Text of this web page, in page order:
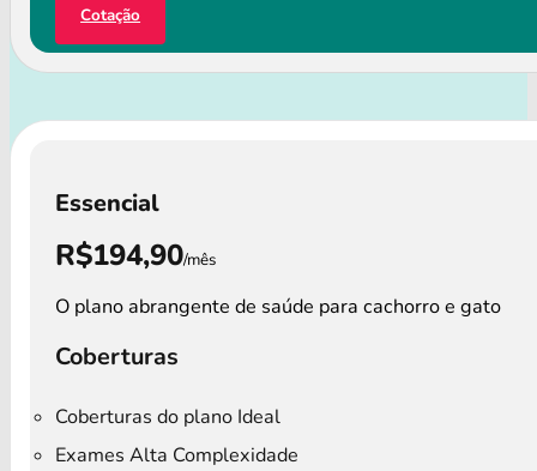
Cotação
Essencial
R$194,90/mês
O plano abrangente de saúde para cachorro e gato
Coberturas
Coberturas do plano Ideal
Exames Alta Complexidade